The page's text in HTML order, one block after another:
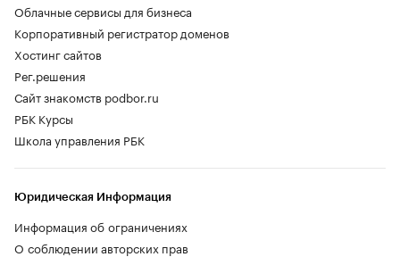
Облачные сервисы для бизнеса
Корпоративный регистратор доменов
Хостинг сайтов
Рег.решения
Сайт знакомств podbor.ru
РБК Курсы
Школа управления РБК
Юридическая Информация
Информация об ограничениях
О соблюдении авторских прав